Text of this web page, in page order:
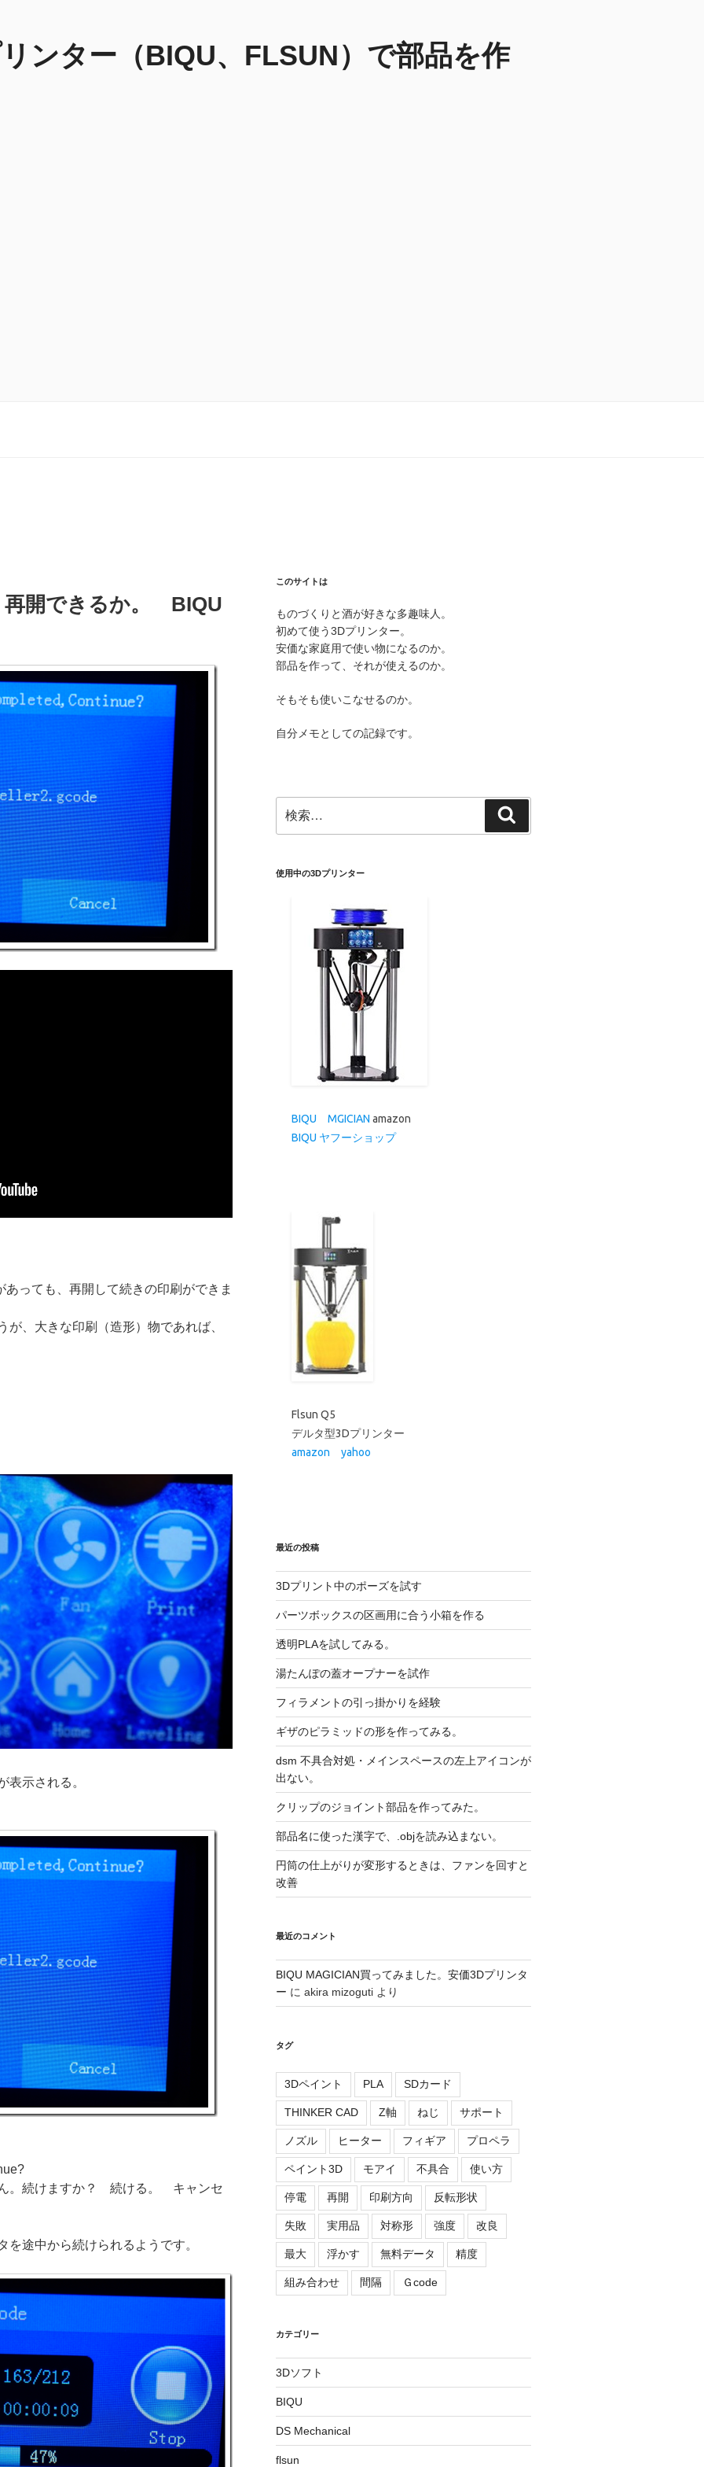
ンター（BIQU、FLSUN）で部品を作
再開できるか。 BIQU
っても、再開して続きの印刷ができま
、大きな印刷（造形）物であれば、
表示される。
。続けますか？ 続ける。 キャンセ
途中から続けられるようです。
このサイトは
ものづくりと酒が好きな多趣味人。
初めて使う3Dプリンター。
安価な家庭用で使い物になるのか。
部品を作って、それが使えるのか。
そもそも使いこなせるのか。
自分メモとしての記録です。
索:
索
使用中の3Dプリンター
最近の投稿
3Dプリント中のポーズを試す
パーツボックスの区画用に合う小箱を作る
透明PLAを試してみる。
湯たんぽの蓋オープナーを試作
フィラメントの引っ掛かりを経験
ギザのピラミッドの形を作ってみる。
dsm 不具合対処・メインスペースの左上アイコンが
出ない。
クリップのジョイント部品を作ってみた。
部品名に使った漢字で、.objを読み込まない。
円筒の仕上がりが変形するときは、ファンを回すと
改善
最近のコメント
BIQU MAGICIAN買ってみました。安価3Dプリンタ
ー に akira mizogutiより
タグ
3Dペイント PLA SDカード
THINKER CAD Z軸 ねじ サポート
ノズル ヒーター フィギア プロペラ
ペイント3D モアイ 不具合 使い方
停電 再開 印刷方向 反転形状
失敗 実用品 対称形 強度 改良
最大 浮かす 無料データ 精度
組み合わせ 間隔 Ｇcode
カテゴリー
3Dソフト
BIQU
DS Mechanical
flsun